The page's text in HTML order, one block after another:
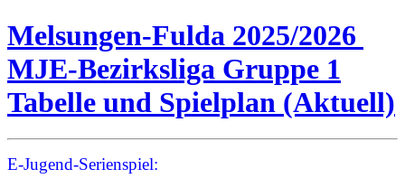
Melsungen-Fulda 2025/2026
MJE-Bezirksliga Gruppe 1
Tabelle und Spielplan (Aktuell)
E-Jugend-Serienspiel: